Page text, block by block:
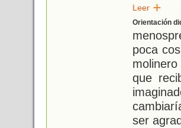
Leer
Orientación
poca
que
ser